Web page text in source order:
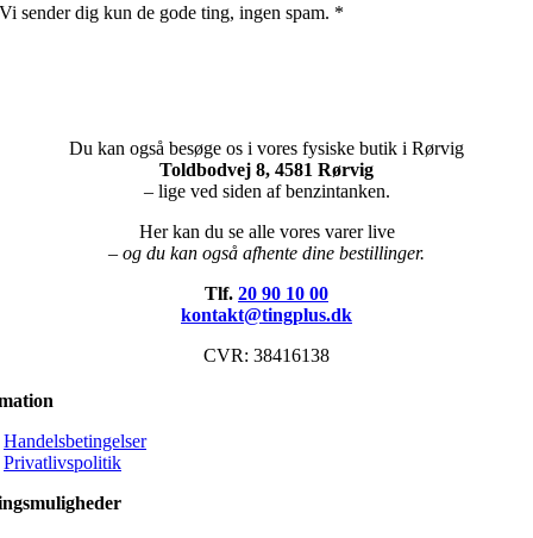
Vi sender dig kun de gode ting, ingen spam. *
Du kan også besøge os i vores fysiske butik i Rørvig
Toldbodvej 8, 4581 Rørvig
– lige ved siden af benzintanken.
Her kan du se alle vores varer live
– og du kan også afhente dine bestillinger.
Tlf. 20 90 10 00
kontakt@tingplus.dk
CVR: 38416138
Handelsbetingelser
Privatlivspolitik